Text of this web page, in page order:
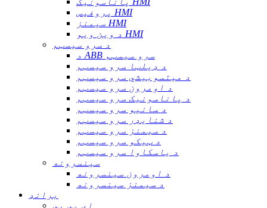
پروفیس HMI
سیمنز HMI
د وین ویو HMI
د سرو سیسټم
د ABB سرو سیسټم
د ډیلټا سرو سیسټم
د میتسوبیشي سرو سیسټم
د اومرون سرو سیسټم
د پاناسونیک سرو سیسټم
د سانیو سرو سیسټم
د شنایډر سرو سیسټم
د سیمنز سرو سیسټم
د ټیکو سرو سیسټم
د یاسکاوا سرو سیسټم
سینسرونه
د اومرون سینسرونه
د سیمنز سینسرونه
برانډ
اې بي بي